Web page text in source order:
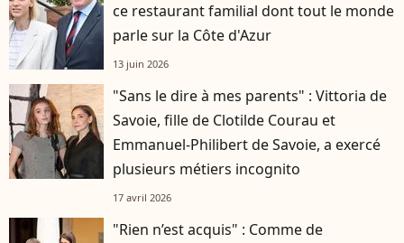
ce restaurant familial dont tout le monde
parle sur la Côte d'Azur
13 juin 2026
"Sans le dire à mes parents" : Vittoria de
Savoie, fille de Clotilde Courau et
Emmanuel-Philibert de Savoie, a exercé
plusieurs métiers incognito
17 avril 2026
"Rien n’est acquis" : Comme de